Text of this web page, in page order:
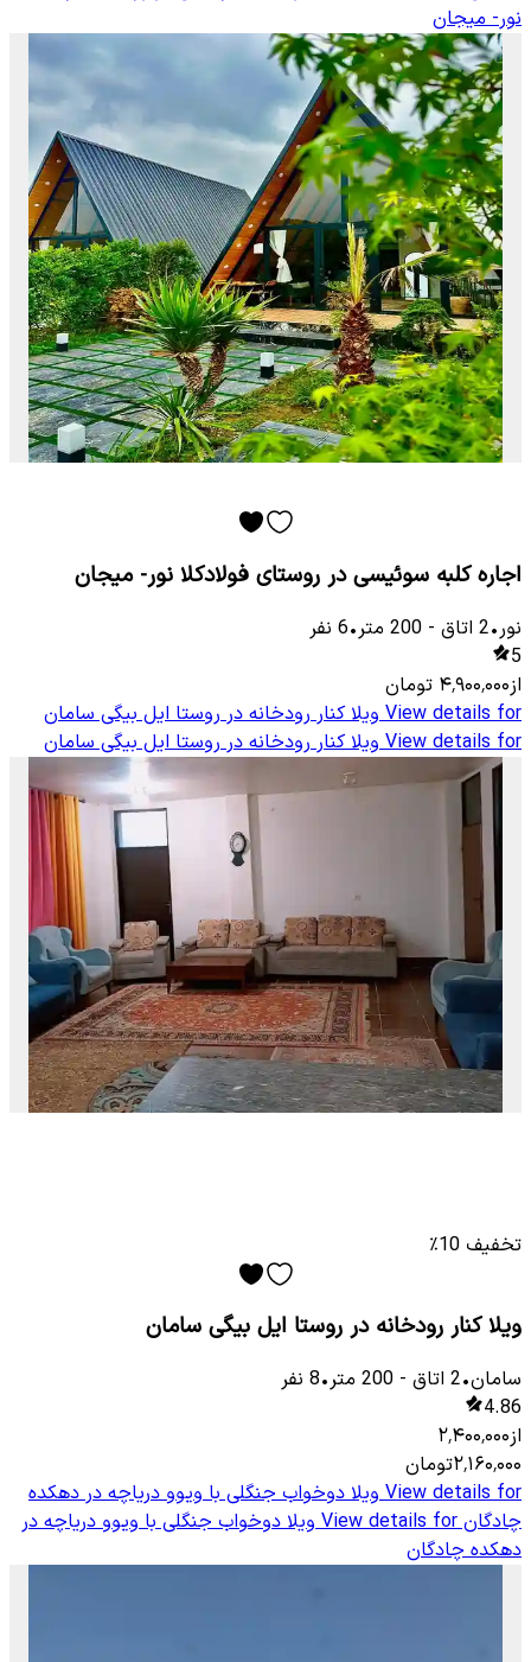
نور- میجان
اجاره کلبه سوئیسی در روستای فولادکلا نور- میجان
نور•
2 اتاق -
200 متر•
6 نفر
5
از۴٬۹۰۰٬۰۰۰ تومان
View details for ویلا کنار رودخانه در روستا ایل بیگی سامان
View details for ویلا کنار رودخانه در روستا ایل بیگی سامان
تخفیف 10٪
ویلا کنار رودخانه در روستا ایل بیگی سامان
سامان•
2 اتاق -
200 متر•
8 نفر
4.86
از۲٬۴۰۰٬۰۰۰
۲٬۱۶۰٬۰۰۰تومان
View details for ویلا دوخواب جنگلی با ویوو دریاچه در دهکده
چادگانView details for ویلا دوخواب جنگلی با ویوو دریاچه در
دهکده چادگان